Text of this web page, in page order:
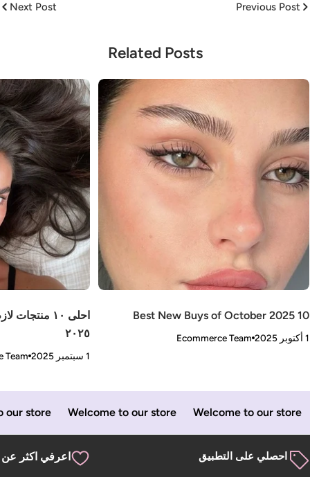
Previous Post
Next Post
Related Posts
10 Best New Buys
Ecommerce Team
احلى ١٠
٢٠٢٥
Team
Welcome to our store
Welcome to our store
our store
احصلي على التطبيق اعرفي اكثر